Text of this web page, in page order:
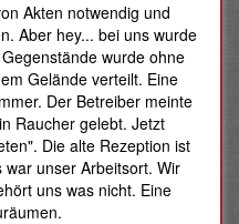
Akten notwendig und
Aber hey... bei uns wurde
wurde ohne
Gelände verteilt. Eine
Der Betreiber meinte
Raucher gelebt. Jetzt
Die alte Rezeption ist
unser Arbeitsort. Wir
uns was nicht. Eine